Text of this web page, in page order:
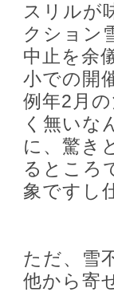
スリルが
クション
中止を余
小での開
例年2月
く無いな
に、驚き
るところ
象ですし
ただ、雪
他から寄